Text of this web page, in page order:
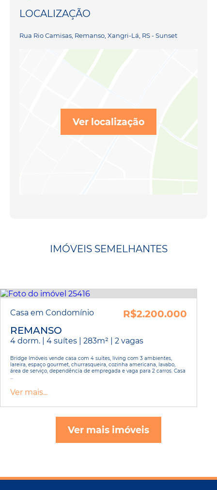
LOCALIZAÇÃO
Rua Rio Camisas, Remanso, Xangri-Lá, RS - Sunset
Ver localização
IMÓVEIS SEMELHANTES
Casa em Condomínio
R$2.200.000
REMANSO
4 dorm. | 4 suítes | 283m² | 2 vagas
Bridge Imóveis vende casa com 4 suítes, living com 3 ambientes,
lareira, espaço gourmet, churrasqueira, cozinha americana, lavabo,
área de serviço, dependência de empregada e vaga para 2 carros. Casa
...
Ver mais...
Ver mais imóveis